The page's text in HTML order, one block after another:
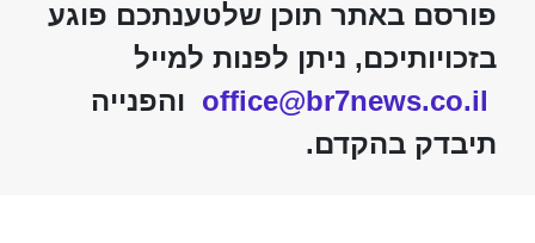
פורסם באתר תוכן שלטענתכם פוגע
בזכויותיכם, ניתן לפנות למייל
office@br7news.co.il והפנייה
תיבדק בהקדם.